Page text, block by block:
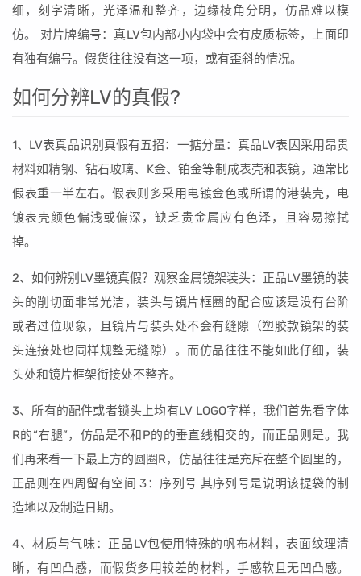
细，刻字清晰，光泽温和整齐，边缘棱角分明，仿品难以模
仿。 对片牌编号：真LV包内部小内袋中会有皮质标签，上面印
有独有编号。假货往往没有这一项，或有歪斜的情况。
如何分辨LV的真假?
1、LV表真品识别真假有五招：一掂分量：真品LV表因采用昂贵
材料如精钢、钻石玻璃、K金、铂金等制成表壳和表镜，通常比
假表重一半左右。假表则多采用电镀金色或所谓的港装壳，电
镀表壳颜色偏浅或偏深，缺乏贵金属应有色泽，且容易擦拭
掉。
2、如何辨别LV墨镜真假？观察金属镜架装头：正品LV墨镜的装
头的削切面非常光洁，装头与镜片框圈的配合应该是没有台阶
或者过位现象，且镜片与装头处不会有缝隙（塑胶款镜架的装
头连接处也同样规整无缝隙）。而仿品往往不能如此仔细，装
头处和镜片框架衔接处不整齐。
3、所有的配件或者锁头上均有LV LOGO字样，我们首先看字体
R的“右腿”，仿品是不和P的的垂直线相交的，而正品则是。我
们再来看一下最上方的圆圈R，仿品往往是充斥在整个圆里的，
正品则在四周留有空间 3：序列号 其序列号是说明该提袋的制
造地以及制造日期。
4、材质与气味：正品LV包使用特殊的帆布材料，表面纹理清
晰，有凹凸感，而假货多用较差的材料，手感软且无凹凸感。